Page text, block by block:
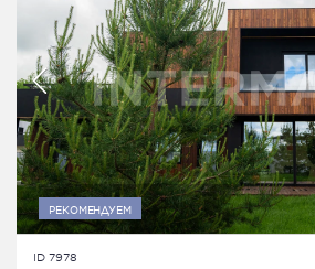
РЕКОМЕНДУЕМ
ID 7978